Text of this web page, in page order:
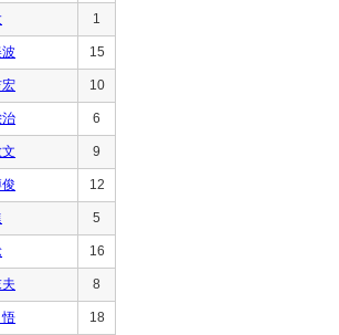
1
15
宏 10
6
9
12
5
16
8
18